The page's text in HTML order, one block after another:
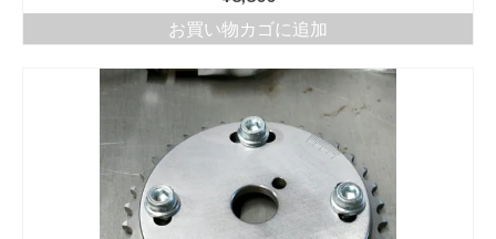
お買い物カゴに追加